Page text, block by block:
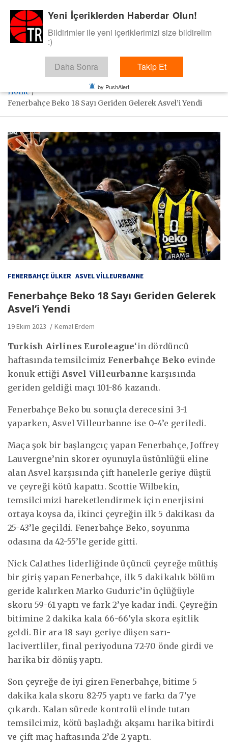
content
BasketTR
Sol dip çizgiden bir basket de bizden gelsin dedik.
Home
Fenerbahçe Beko 18 Sayı Geriden Gelerek Asvel’i Yendi
FENERBAHÇE ÜLKER ASVEL VILLEURBANNE
Fenerbahçe Beko 18 Sayı Geriden Gelerek
Asvel’i Yendi
19 Ekim 2023 Kemal Erdem
Turkish Airlines Euroleague‘in dördüncü
haftasında temsilcimiz Fenerbahçe Beko evinde
konuk ettiği Asvel Villeurbanne karşısında
geriden geldiği maçı 101-86 kazandı.
Fenerbahçe Beko bu sonuçla derecesini 3-1
yaparken, Asvel Villeurbanne ise 0-4’e geriledi.
Maça şok bir başlangcıç yapan Fenerbahçe, Joffrey
Lauvergne’nin skorer oyunuyla üstünlüğü eline
alan Asvel karşısında çift hanelerle geriye düştü
ve çeyreği kötü kapattı. Scottie Wilbekin,
temsilcimizi hareketlendirmek için enerjisini
ortaya koysa da, ikinci çeyreğin ilk 5 dakikası da
25-43’le geçildi. Fenerbahçe Beko, soyunma
odasına da 42-55’le geride gitti.
Nick Calathes liderliğinde üçüncü çeyreğe müthiş
bir giriş yapan Fenerbahçe, ilk 5 dakikalık bölüm
geride kalırken Marko Guduric’in üçlüğüyle
skoru 59-61 yaptı ve fark 2’ye kadar indi. Çeyreğin
bitimine 2 dakika kala 66-66’yla skora eşitlik
geldi. Bir ara 18 sayı geriye düşen sarı-
lacivertliler, final periyoduna 72-70 önde girdi ve
harika bir dönüş yaptı.
Son çeyreğe de iyi giren Fenerbahçe, bitime 5
dakika kala skoru 82-75 yaptı ve farkı da 7’ye
çıkardı. Kalan sürede kontrolü elinde tutan
temsilcimiz, kötü başladığı akşamı harika bitirdi
ve çift maç haftasında 2’de 2 yaptı.
Yeni İçeriklerden Haberdar Olun!
Bildirimler ile yeni içeriklerimizi size bildirelim
:)
Daha Sonra Takip Et
by PushAlert